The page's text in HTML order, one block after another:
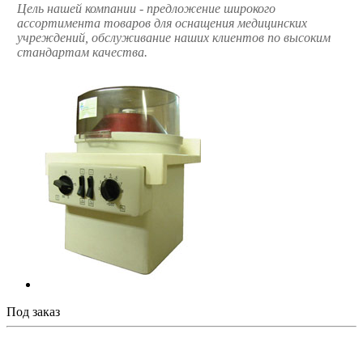
Цель нашей компании - предложение широкого
ассортимента товаров для оснащения медицинских
учреждений, обслуживание наших клиентов по высоким
стандартам качества.
Под заказ